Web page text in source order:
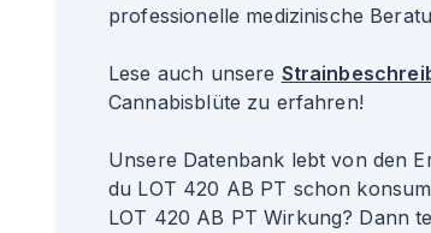
professionelle medizinische
Lese auch unsere
Cannabisblüte zu erfahren!
Unsere Datenbank lebt von den
du LOT 420 AB PT schon
LOT 420 AB PT Wirkung? Dann